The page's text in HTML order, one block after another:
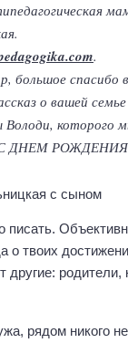
.
большое спасибо
о вашей
которого
ДНЕМ
писать.
о твоих
другие: родители,
рядом никого